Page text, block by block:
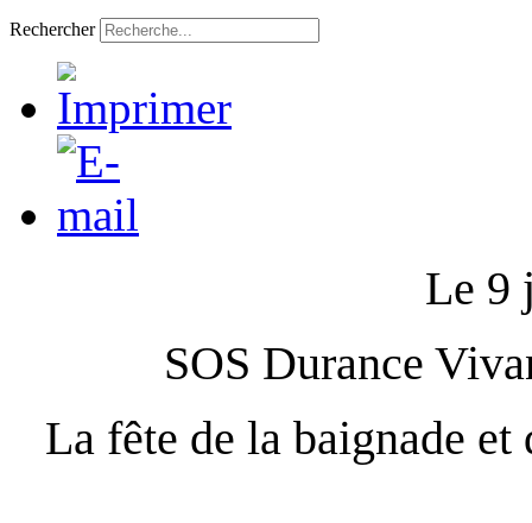
Rechercher
Le 9
SOS Durance
La fête de la baignade